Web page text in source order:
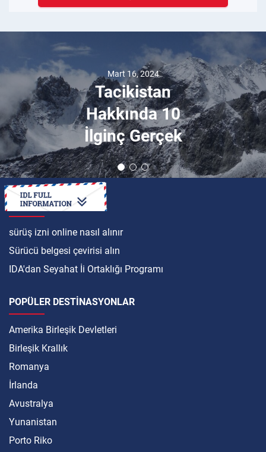
Mart 16, 2024
Tacikistan
Hakkında 10
İlginç Gerçek
ULUSLARARASI
sürüş izni online nasıl alınır
Sürücü belgesi çevirisi alın
IDA'dan Seyahat İi Ortaklığı Programı
POPÜLER DESTINASYONLAR
Amerika Birleşik Devletleri
Birleşik Krallık
Romanya
İrlanda
Avustralya
Yunanistan
Porto Riko